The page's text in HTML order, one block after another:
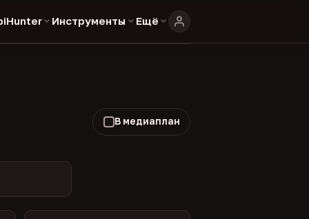
Инструменты Ещё
В медиаплан